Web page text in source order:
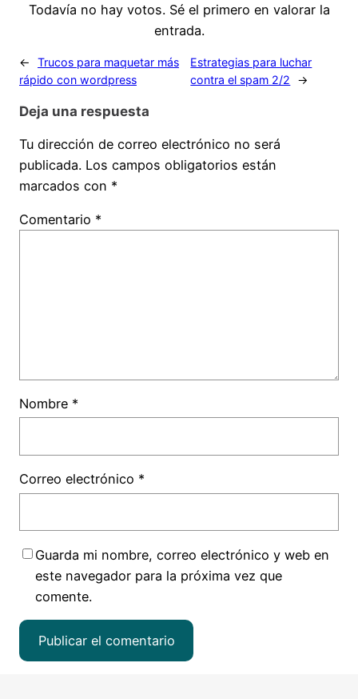
Todavía no hay votos. Sé el primero en valorar la
entrada.
←
Trucos para maquetar más
rápido con wordpress
Estrategias para luchar
contra el spam 2/2
→
Deja una respuesta
Tu dirección de correo electrónico no será
publicada. Los campos obligatorios están
marcados con *
Comentario *
Nombre *
Correo electrónico *
Guarda mi nombre, correo electrónico y web en
este navegador para la próxima vez que
comente.